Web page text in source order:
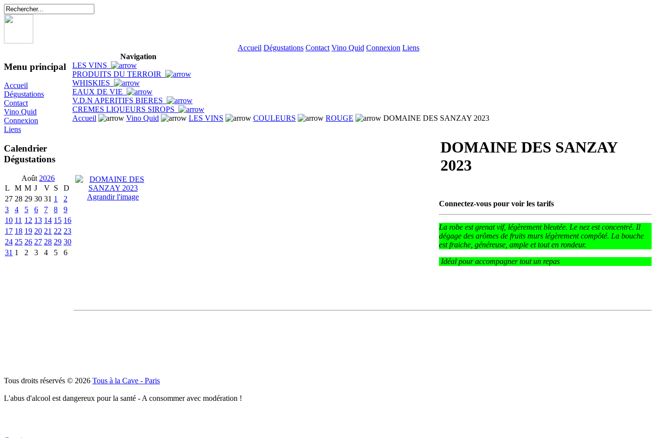
Accueil Dégustations Contact Vino Quid Connexion Liens
Menu principal
Accueil
Dégustations
Contact
Vino Quid
Connexion
Liens
Calendrier
Dégustations
Août 2026
L
M M J V S
D
27 28 29 30 31 1
2
3
4 5 6 7 8
9
10 11 12 13 14 15 16
17 18 19 20 21 22 23
24 25 26 27 28 29 30
31 1 2 3 4 5 6
Navigation
LES VINS
PRODUITS DU TERROIR
WHISKIES
EAUX DE VIE
V.D.N APERITIFS BIERES
CREMES LIQUEURS SIROPS
Accueil
Vino Quid LES VINS COULEURS ROUGE DOMAINE DES SANZAY 2023
Agrandir l'image
DOMAINE DES SANZAY
2023
Connectez-vous pour voir les tarifs
La robe est grenat vif, légèrement bleutée. Le nez est concentré. Il
dégage des arômes de fruits murs légèrement compôté. La bouche
est fraiche, généreuse, ample et tout en rondeur.
Idéal pour accompagner tout un repas
Tous droits réservés © 2026 Tous à la Cave - Paris
L'abus d'alcool est dangereux pour la santé - A consommer avec modération !